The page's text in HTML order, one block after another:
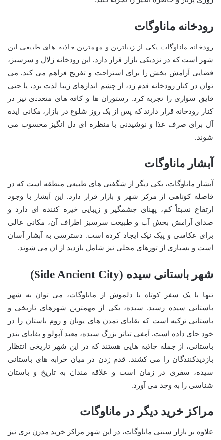
رودخانه ماناوگات
رودخانه ماناوگات یکی از زیباترین و مهمترین جاذبه های طبیعی این
شهر است که در نزدیکی بازار قرار دارد. این رودخانه زلال و سرسبز،
فضایی آرامش بخش را برای استراحت و تفریح فراهم می کند. می
توان در کنار رودخانه قدم زد، از چشم اندازهای زیبا لذت برد، یا حتی
قایق سواری را تجربه کرد. رستوران ها و کافه های متعددی نیز در
کنار رودخانه قرار دارند که پس از یک روز شلوغ در بازار، مکانی ایده
آل برای صرف غذا و نوشیدنی با منظره ای دل انگیز محسوب می
شوند.
آبشار ماناوگات
آبشار ماناوگات، یکی دیگر از شگفتی های طبیعی منطقه است که در
فاصله کوتاهی از مرکز شهر و بازار قرار دارد. این آبشار با وجود
ارتفاع نسبتاً کم، پهنای چشمگیر و زیبایی خیره کننده ای دارد و
صدای آرامش بخش آب و طبیعت سرسبز اطراف آن، مکانی عالی
برای عکاسی و پیک نیک ایجاد کرده است. دسترسی به آبشار آسان
است و بسیاری از تورهای محلی نیز شامل بازدید از آن می شوند.
شهر باستانی سیده (Side Ancient City)
تنها با یک سفر کوتاه با دلموش از ماناوگات، می توان به شهر
باستانی سیده رسید. سیده، یکی از مهمترین شهرهای تاریخی و
باستانی ترکیه است که بقایای تمدن های یونان و روم باستان را در
خود جای داده است. آمفی تئاتر بزرگ سیده، معبد آپولو و بقایای بندر
باستانی، از جمله جاذبه هایی هستند که در این شهر تاریخی انتظار
بازدیدکنندگان را می کشند. قدم زدن در میان خرابه های باستانی
سیده، سفری در زمان است و علاقه مندان به تاریخ و باستان
شناسی را به وجد می آورد.
مراکز خرید دیگر در ماناوگات
علاوه بر بازار سنتی ماناوگات، در این شهر مراکز خرید مدرن تری نیز